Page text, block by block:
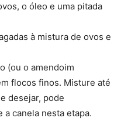
o óleo e uma pitada
à mistura de ovos e
(ou o amendoim
flocos finos. Misture até
desejar, pode
canela nesta etapa.